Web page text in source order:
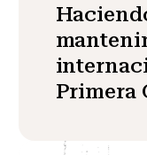
Primera